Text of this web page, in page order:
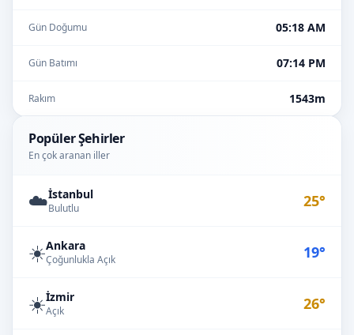
Gün Doğumu 05:18 AM
Gün Batımı 07:14 PM
Rakım 1543m
Popüler Şehirler
En çok aranan iller
☁️İstanbul
Bulutlu 25°
☀️Ankara
Çoğunlukla Açık 19°
☀️İzmir
Açık 26°